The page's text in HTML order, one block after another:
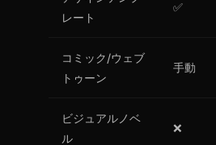
レート
✅
コミック/ウェブ
トゥーン
手動
ビジュアルノベ
ル
❌